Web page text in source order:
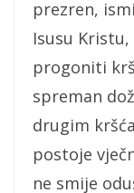
prezren,
Isusu
progoniti
spreman
drugim
postoje
ne smije